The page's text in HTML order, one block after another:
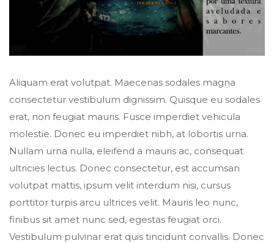
Aliquam erat volutpat. Maecenas sodales magna
consectetur vestibulum dignissim. Quisque eu sodales
erat, non feugiat mauris. Fusce imperdiet vehicula
molestie. Donec eu imperdiet nibh, at lobortis urna.
Nullam urna nulla, eleifend a mauris ac, consequat
ultricies lectus. Donec consectetur, est accumsan
volutpat mattis, ipsum velit interdum nisi, cursus
porttitor turpis arcu ultrices velit. Mauris leo nunc,
finibus sit amet nunc sed, egestas feugiat orci.
Vestibulum pulvinar erat quis tincidunt convallis. Donec